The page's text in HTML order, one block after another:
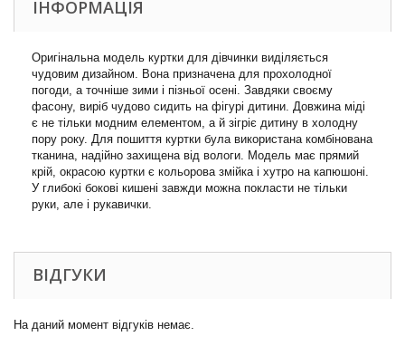
ІНФОРМАЦІЯ
Оригінальна модель куртки для дівчинки виділяється
чудовим дизайном. Вона призначена для прохолодної
погоди, а точніше зими і пізньої осені. Завдяки своєму
фасону, виріб чудово сидить на фігурі дитини. Довжина міді
є не тільки модним елементом, а й зігріє дитину в холодну
пору року. Для пошиття куртки була використана комбінована
тканина, надійно захищена від вологи. Модель має прямий
крій, окрасою куртки є кольорова змійка і хутро на капюшоні.
У глибокі бокові кишені завжди можна покласти не тільки
руки, але і рукавички.
ВІДГУКИ
На даний момент відгуків немає.